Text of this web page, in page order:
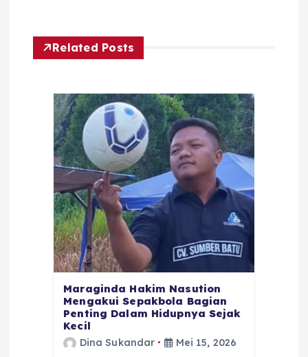
Related Posts
Maraginda Hakim Nasution
Mengakui Sepakbola Bagian
Penting Dalam Hidupnya Sejak
Kecil
Dina Sukandar Mei 15, 2026